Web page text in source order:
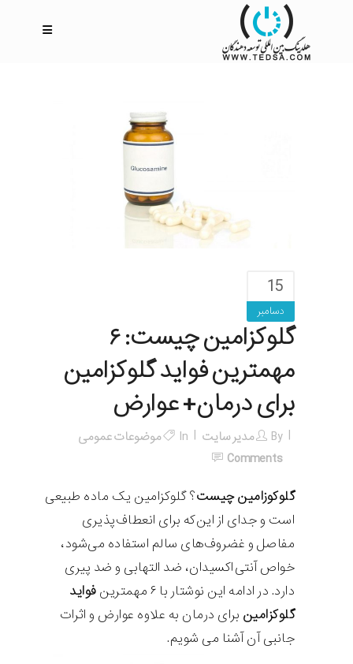
15
دسامبر
گلوکزامین چیست: ۶
مهمترین فواید گلوکزامین
برای درمان+ عوارض
By مدیر سایت In
موضوعات عمومی
Comments
گلوکوزامین چیست؟ گلوکزامین یک ماده طبیعی
است و جدای از این‌که برای انعطاف‌پذیری
مفاصل و غضروف‌های سالم استفاده می‌شود،
خواص آنتی‌اکسیدان، ضد التهابی و ضد پیری
دارد. در ادامه این نوشتار با ۶ مهمترین
فواید
گلوکزامین برای درمان به علاوه عوارض و اثرات
جانبی آن آشنا می شویم.